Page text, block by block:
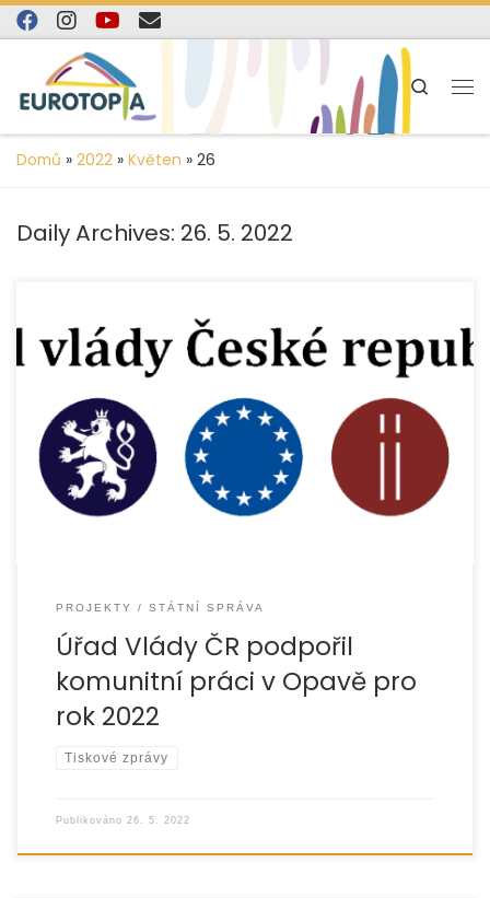
content
Skip to content
Search
Domů » 2022 » Květen » 26
Daily Archives: 26. 5. 2022
Od ledna realizujeme projekt „Spojme ruce – společnou
cestou III“, který finančně podpořil Úřad Vlády ČR
prostřednictvím dotačního programu Prevence […]
PROJEKTY STÁTNÍ SPRÁVA
Úřad Vlády ČR podpořil
komunitní práci v Opavě pro
rok 2022
Tiskové zprávy
Publikováno 26. 5. 2022